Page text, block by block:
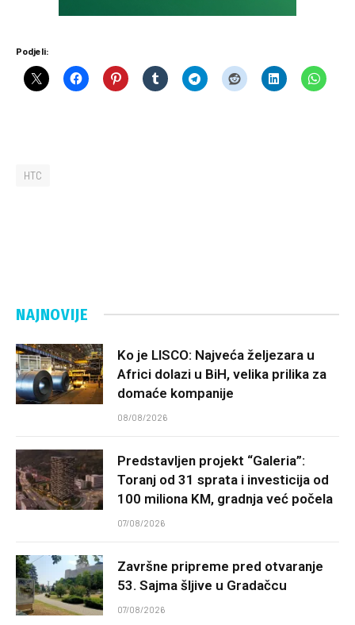
Podjeli:
HTC
NAJNOVIJE
Ko je LISCO: Najveća željezara u
Africi dolazi u BiH, velika prilika za
domaće kompanije
08/08/2026
Predstavljen projekt “Galeria”:
Toranj od 31 sprata i investicija od
100 miliona KM, gradnja već počela
07/08/2026
Završne pripreme pred otvaranje
53. Sajma šljive u Gradačcu
07/08/2026